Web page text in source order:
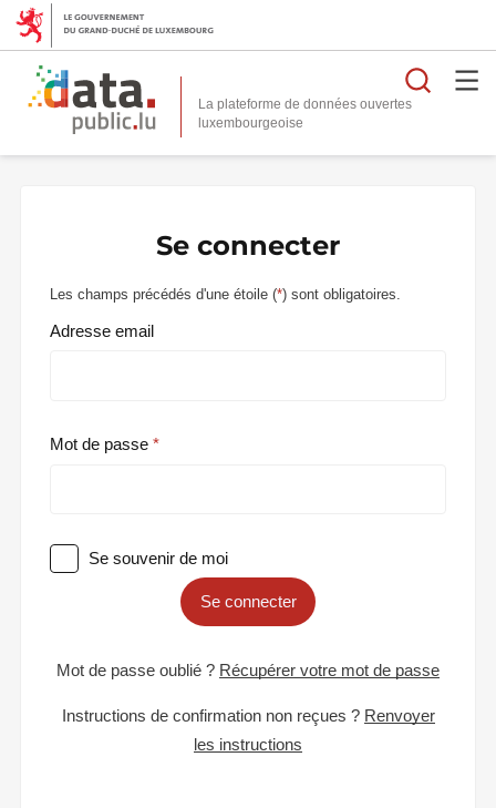
La plateforme de données ouvertes
Se connecter
Les champs précédés d'une étoile (*) sont obligatoires.
Adresse email
Mot de passe
Se souvenir de moi
Se connecter
Mot de passe oublié ? Récupérer votre mot de passe
Instructions de confirmation non reçues ? Renvoyer
les instructions